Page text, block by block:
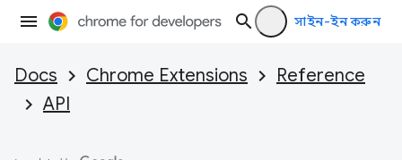
সাইন-ইন করুন
Docs Chrome Extensions
Reference
API